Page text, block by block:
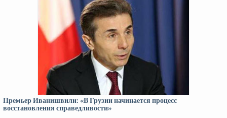
Премьер Иванишвили: «В Грузии начинается процесс
восстановления справедливости»